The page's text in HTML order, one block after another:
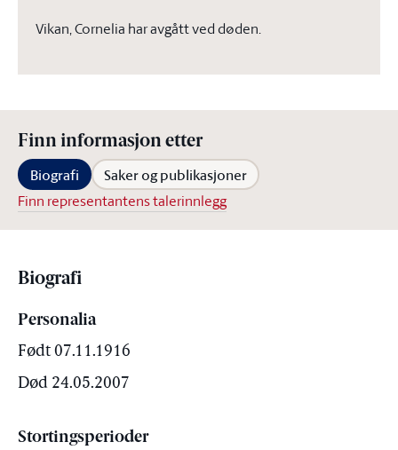
Vikan, Cornelia har avgått ved døden.
Finn informasjon etter
Biografi Saker og publikasjoner
Finn representantens talerinnlegg
Biografi
Personalia
Født 07.11.1916
Død 24.05.2007
Stortingsperioder